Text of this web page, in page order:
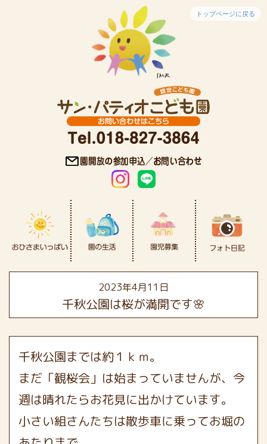
トップページに戻る
2023年4月11日
千秋公園は桜が満開です🌸
千秋公園までは約１ｋｍ。
まだ「観桜会」は始まっていませんが、今
週は晴れたらお花見に出かけています。
小さい組さんたちは散歩車に乗ってお堀の